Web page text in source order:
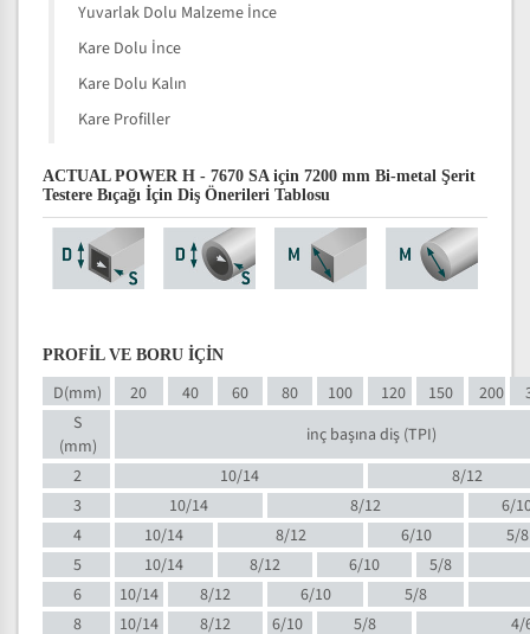
Yuvarlak Dolu Malzeme İnce
Kare Dolu İnce
Kare Dolu Kalın
Kare Profiller
ACTUAL POWER H - 7670 SA için 7200 mm Bi-metal Şerit
Testere Bıçağı İçin Diş Önerileri Tablosu
PROFİL VE BORU İÇİN
D(mm) 20 40 60 80 100 120 150 200
S
(mm)
inç başına diş (TPI)
2
10/14
8/12
3
10/14 8/12
6/
4
10/14 8/12 6/10
5/8
5
10/14 8/12 6/10
5/8
6
10/14 8/12 6/10
5/8
8
10/14 8/12 6/10 5/8
4/